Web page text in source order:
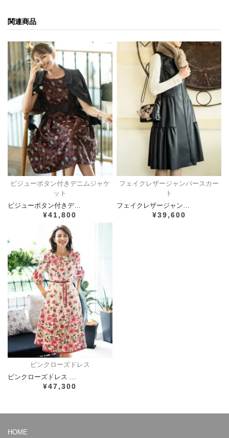
関連商品
ビジューボタン付きデニムジャケ
ット
ビジューボタン付きデ…
¥41,800
フェイクレザージャンパースカー
ト
フェイクレザージャン…
¥39,600
ピンクローズドレス
ピンクローズドレス …
¥47,300
HOME